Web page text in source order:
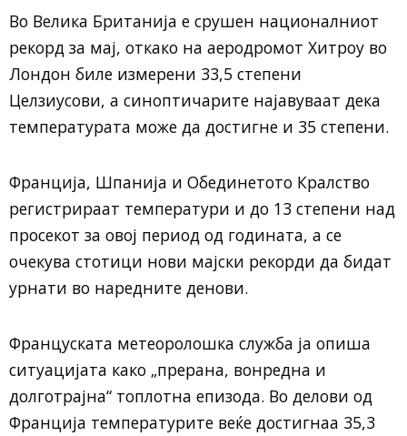
Во Велика Британија е срушен националниот
рекорд за мај, откако на аеродромот Хитроу во
Лондон биле измерени 33,5 степени
Целзиусови, а синоптичарите најавуваат дека
температурата може да достигне и 35 степени.
Франција, Шпанија и Обединетото Кралство
регистрираат температури и до 13 степени над
просекот за овој период од годината, а се
очекува стотици нови мајски рекорди да бидат
урнати во наредните денови.
Француската метеоролошка служба ја опиша
ситуацијата како „прерана, вонредна и
долготрајна“ топлотна епизода. Во делови од
Франција температурите веќе достигнаа 35,3